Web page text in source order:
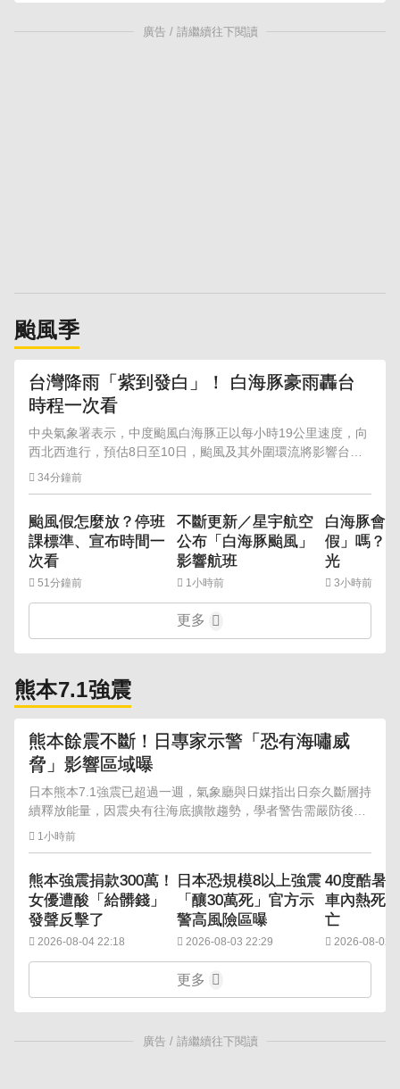
廣告 / 請繼續往下閱讀
颱風季
台灣降雨「紫到發白」！ 白海豚豪雨轟台
時程一次看
中央氣象署表示，中度颱風白海豚正以每小時19公里速度，向
西北西進行，預估8日至10日，颱風及其外圍環流將影響台
灣，可能帶來豪雨以上等級降雨。
34分鐘前
颱風假怎麼放？停班
課標準、宣布時間一
次看
51分鐘前
不斷更新／星宇航空
公布「白海豚颱風」
影響航班
1小時前
白海豚會
假」嗎？
光
3小時前
更多
熊本7.1強震
熊本餘震不斷！日專家示警「恐有海嘯威
脅」影響區域曝
日本熊本7.1強震已超過一週，氣象廳與日媒指出日奈久斷層持
續釋放能量，因震央有往海底擴散趨勢，學者警告需嚴防後續
強震與海嘯危機。
1小時前
熊本強震捐款300萬！
女優遭酸「給髒錢」
發聲反擊了
2026-08-04 22:18
日本恐規模8以上強震
「釀30萬死」官方示
警高風險區曝
2026-08-03 22:29
40度酷暑
車內熱死
亡
2026-08-02
更多
廣告 / 請繼續往下閱讀